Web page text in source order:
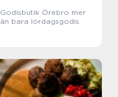
Godisbutik Örebro mer
än bara lördagsgodis